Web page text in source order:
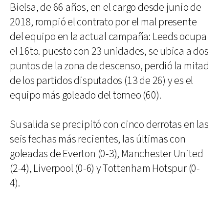
Bielsa, de 66 años, en el cargo desde junio de
2018, rompió el contrato por el mal presente
del equipo en la actual campaña: Leeds ocupa
el 16to. puesto con 23 unidades, se ubica a dos
puntos de la zona de descenso, perdió la mitad
de los partidos disputados (13 de 26) y es el
equipo más goleado del torneo (60).
Su salida se precipitó con cinco derrotas en las
seis fechas más recientes, las últimas con
goleadas de Everton (0-3), Manchester United
(2-4), Liverpool (0-6) y Tottenham Hotspur (0-
4).